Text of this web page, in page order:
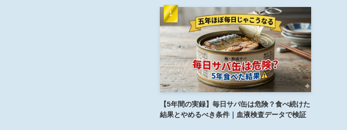
【5年間の実録】毎日サバ缶は危険？食べ続けた
結果とやめるべき条件｜血液検査データで検証